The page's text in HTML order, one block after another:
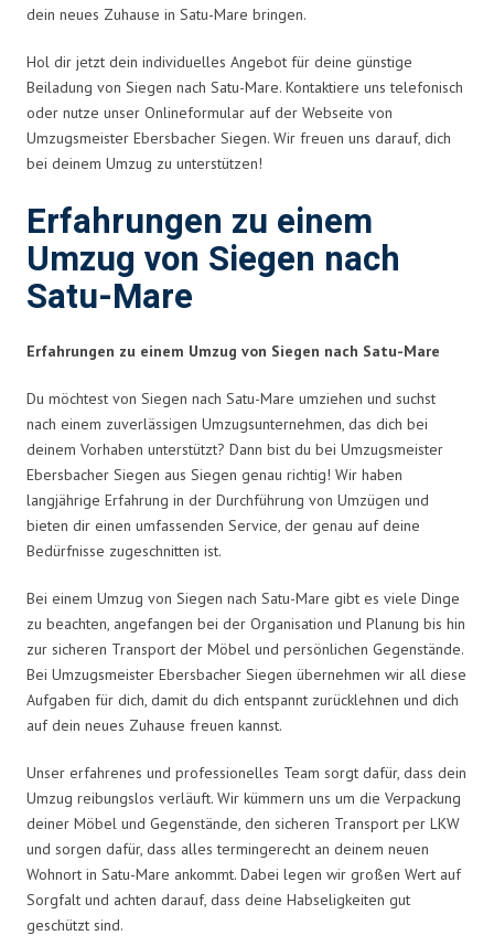
dein neues Zuhause in Satu-Mare bringen.
Hol dir jetzt dein individuelles Angebot für deine günstige
Beiladung von Siegen nach Satu-Mare. Kontaktiere uns telefonisch
oder nutze unser Onlineformular auf der Webseite von
Umzugsmeister Ebersbacher Siegen. Wir freuen uns darauf, dich
bei deinem Umzug zu unterstützen!
Erfahrungen zu einem
Umzug von Siegen nach
Satu-Mare
Erfahrungen zu einem Umzug von Siegen nach Satu-Mare
Du möchtest von Siegen nach Satu-Mare umziehen und suchst
nach einem zuverlässigen Umzugsunternehmen, das dich bei
deinem Vorhaben unterstützt? Dann bist du bei Umzugsmeister
Ebersbacher Siegen aus Siegen genau richtig! Wir haben
langjährige Erfahrung in der Durchführung von Umzügen und
bieten dir einen umfassenden Service, der genau auf deine
Bedürfnisse zugeschnitten ist.
Bei einem Umzug von Siegen nach Satu-Mare gibt es viele Dinge
zu beachten, angefangen bei der Organisation und Planung bis hin
zur sicheren Transport der Möbel und persönlichen Gegenstände.
Bei Umzugsmeister Ebersbacher Siegen übernehmen wir all diese
Aufgaben für dich, damit du dich entspannt zurücklehnen und dich
auf dein neues Zuhause freuen kannst.
Unser erfahrenes und professionelles Team sorgt dafür, dass dein
Umzug reibungslos verläuft. Wir kümmern uns um die Verpackung
deiner Möbel und Gegenstände, den sicheren Transport per LKW
und sorgen dafür, dass alles termingerecht an deinem neuen
Wohnort in Satu-Mare ankommt. Dabei legen wir großen Wert auf
Sorgfalt und achten darauf, dass deine Habseligkeiten gut
geschützt sind.